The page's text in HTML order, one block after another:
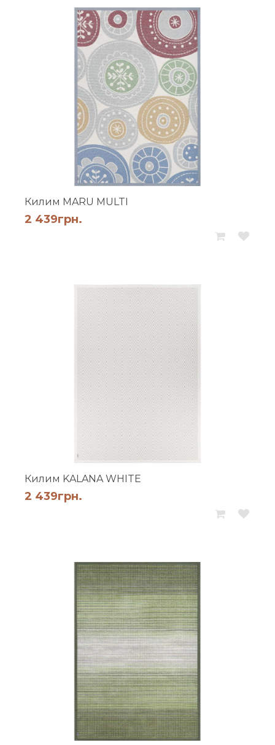
Килим MARU MULTI
2 439грн.
Килим KALANA WHITE
2 439грн.